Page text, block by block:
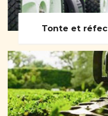
Tonte et